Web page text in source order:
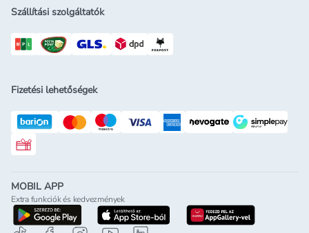
Szállítási szolgáltatók
Fizetési lehetőségek
Rossmann ajándékkártya
MOBIL APP
Extra funkciók és kedvezmények
letöltés a google-play-rölletöltés az app-store-ból
letöltés